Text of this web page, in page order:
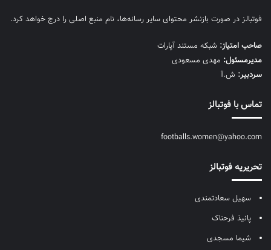
فوتبالز در صورت بازنشر محتوای سایر رسانه‌ها، نام منبع اصلی را درج خواهد کرد.
صاحب امتیاز: شبکه مستند آپارات
مديرمسئول: مهدی مسعودی
سردبیر: ش.آ
تماس با فوتبالز
footballs.women@yahoo.com
تحریریه فوتبالز
سهیل سعادتمندی
پانیذ فرحناک
شیما مسجدی